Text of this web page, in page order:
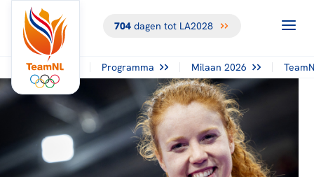
704dagen tot LA2028
Programma Milaan 2026